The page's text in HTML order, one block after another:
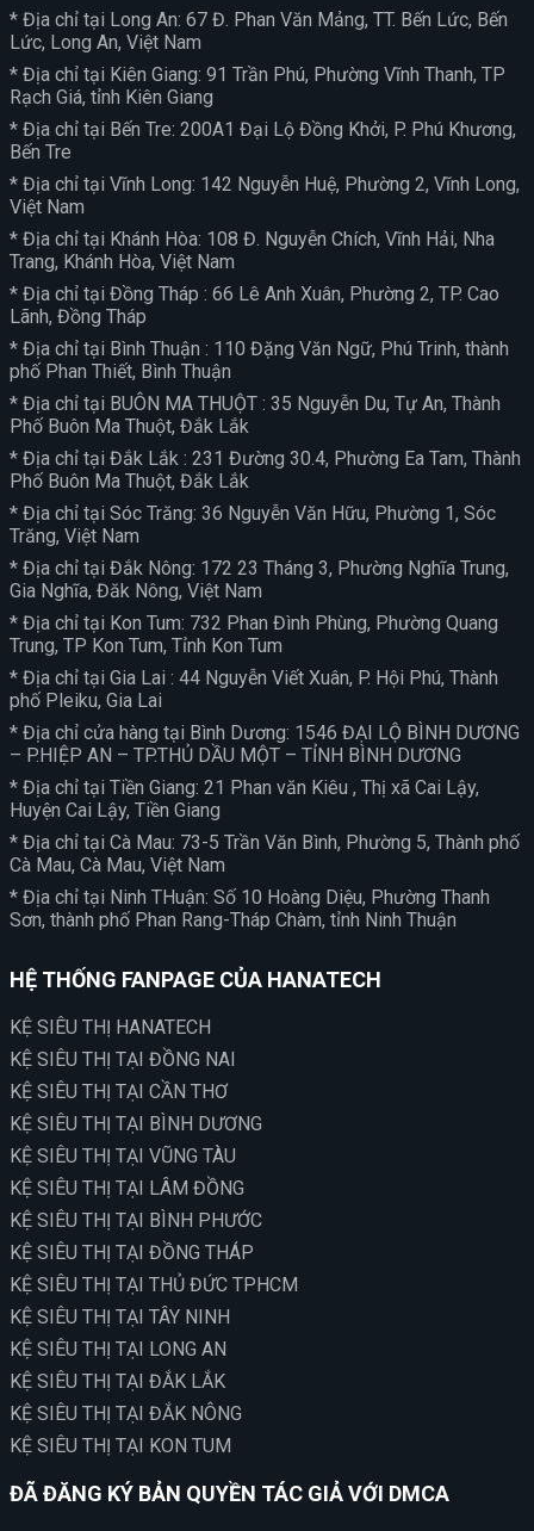
* Địa chỉ tại Long An: 67 Đ. Phan Văn Mảng, TT. Bến Lức, Bến
Lức, Long An, Việt Nam
* Địa chỉ tại Kiên Giang: 91 Trần Phú, Phường Vĩnh Thanh, TP
Rạch Giá, tỉnh Kiên Giang
* Địa chỉ tại Bến Tre: 200A1 Đại Lộ Đồng Khởi, P. Phú Khương,
Bến Tre
* Địa chỉ tại Vĩnh Long: 142 Nguyễn Huệ, Phường 2, Vĩnh Long,
Việt Nam
* Địa chỉ tại Khánh Hòa: 108 Đ. Nguyễn Chích, Vĩnh Hải, Nha
Trang, Khánh Hòa, Việt Nam
* Địa chỉ tại Đồng Tháp : 66 Lê Anh Xuân, Phường 2, TP. Cao
Lãnh, Đồng Tháp
* Địa chỉ tại Bình Thuận : 110 Đặng Văn Ngữ, Phú Trinh, thành
phố Phan Thiết, Bình Thuận
* Địa chỉ tại BUÔN MA THUỘT : 35 Nguyễn Du, Tự An, Thành
Phố Buôn Ma Thuột, Đắk Lắk
* Địa chỉ tại Đắk Lắk : 231 Đường 30.4, Phường Ea Tam, Thành
Phố Buôn Ma Thuột, Đắk Lắk
* Địa chỉ tại Sóc Trăng: 36 Nguyễn Văn Hữu, Phường 1, Sóc
Trăng, Việt Nam
* Địa chỉ tại Đắk Nông: 172 23 Tháng 3, Phường Nghĩa Trung,
Gia Nghĩa, Đăk Nông, Việt Nam
* Địa chỉ tại Kon Tum: 732 Phan Đình Phùng, Phường Quang
Trung, TP Kon Tum, Tỉnh Kon Tum
* Địa chỉ tại Gia Lai : 44 Nguyễn Viết Xuân, P. Hội Phú, Thành
phố Pleiku, Gia Lai
* Địa chỉ cửa hàng tại Bình Dương: 1546 ĐẠI LỘ BÌNH DƯƠNG
– P.HIỆP AN – TP.THỦ DẦU MỘT – TỈNH BÌNH DƯƠNG
* Địa chỉ tại Tiền Giang: 21 Phan văn Kiêu , Thị xã Cai Lậy,
Huyện Cai Lậy, Tiền Giang
* Địa chỉ tại Cà Mau: 73-5 Trần Văn Bình, Phường 5, Thành phố
Cà Mau, Cà Mau, Việt Nam
* Địa chỉ tại Ninh THuận: Số 10 Hoàng Diệu, Phường Thanh
Sơn, thành phố Phan Rang-Tháp Chàm, tỉnh Ninh Thuận
HỆ THỐNG FANPAGE CỦA HANATECH
KỆ SIÊU THỊ HANATECH
KỆ SIÊU THỊ TẠI ĐỒNG NAI
KỆ SIÊU THỊ TẠI CẦN THƠ
KỆ SIÊU THỊ TẠI BÌNH DƯƠNG
KỆ SIÊU THỊ TẠI VŨNG TÀU
KỆ SIÊU THỊ TẠI LÂM ĐỒNG
KỆ SIÊU THỊ TẠI BÌNH PHƯỚC
KỆ SIÊU THỊ TẠI ĐỒNG THÁP
KỆ SIÊU THỊ TẠI THỦ ĐỨC TPHCM
KỆ SIÊU THỊ TẠI TÂY NINH
KỆ SIÊU THỊ TẠI LONG AN
KỆ SIÊU THỊ TẠI ĐẮK LẮK
KỆ SIÊU THỊ TẠI ĐẮK NÔNG
KỆ SIÊU THỊ TẠI KON TUM
ĐÃ ĐĂNG KÝ BẢN QUYỀN TÁC GIẢ VỚI DMCA